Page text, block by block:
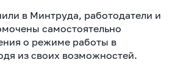
в Минтруда, работодатели и
самостоятельно
о режиме работы в
из своих возможностей.